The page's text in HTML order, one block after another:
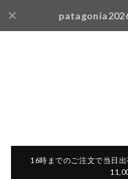
16時までのご注文で当日